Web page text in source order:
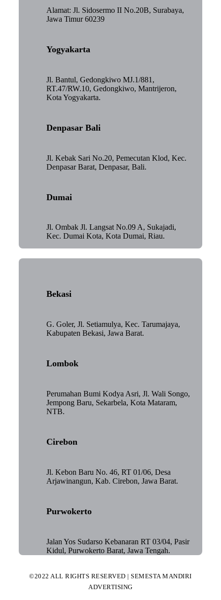
Alamat: Jl. Sidosermo II No.20B, Surabaya,
Jawa Timur 60239
Yogyakarta
Jl. Bantul, Gedongkiwo MJ.1/881,
RT.47/RW.10, Gedongkiwo, Mantrijeron,
Kota Yogyakarta.
Denpasar Bali
Jl. Kebak Sari No.20, Pemecutan Klod, Kec.
Denpasar Barat, Denpasar, Bali.
Dumai
Jl. Ombak Jl. Langsat No.09 A, Sukajadi,
Kec. Dumai Kota, Kota Dumai, Riau.
Bekasi
G. Goler, Jl. Setiamulya, Kec. Tarumajaya,
Kabupaten Bekasi, Jawa Barat.
Lombok
Perumahan Bumi Kodya Asri, Jl. Wali Songo,
Jempong Baru, Sekarbela, Kota Mataram,
NTB.
Cirebon
Jl. Kebon Baru No. 46, RT 01/06, Desa
Arjawinangun, Kab. Cirebon, Jawa Barat.
Purwokerto
Jalan Yos Sudarso Kebanaran RT 03/04, Pasir
Kidul, Purwokerto Barat, Jawa Tengah.
©2022 ALL RIGHTS RESERVED | SEMESTA MANDIRI
ADVERTISING